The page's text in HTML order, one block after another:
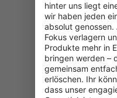
hinter uns liegt
wir haben jeden
absolut genossen.
Fokus verlagern
Produkte mehr in
bringen werden –
gemeinsam
erlöschen. Ihr
dass unser